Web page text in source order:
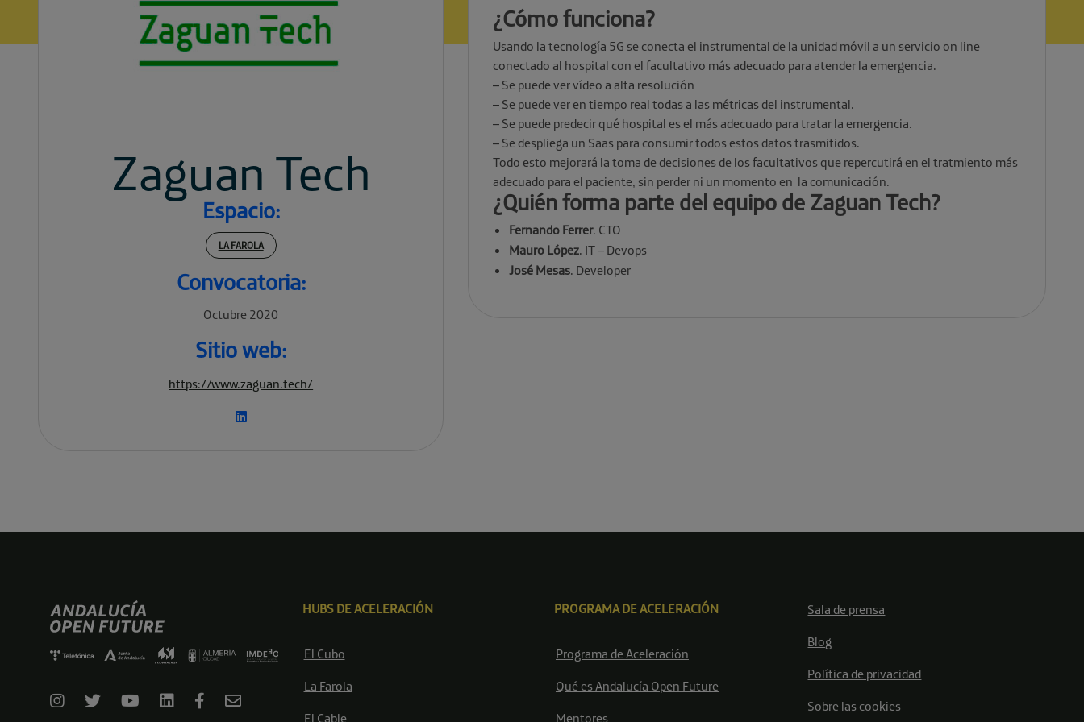
Zaguan Tech
Espacio:
LA FAROLA
Convocatoria:
Octubre 2020
Sitio web:
https://www.zaguan.tech/
¿Cómo funciona?
Usando la tecnología 5G se conecta el instrumental de la unidad móvil a un servicio on line
conectado al hospital con el facultativo más adecuado para atender la emergencia.
– Se puede ver vídeo a alta resolución
– Se puede ver en tiempo real todas a las métricas del instrumental.
– Se puede predecir qué hospital es el más adecuado para tratar la emergencia.
– Se despliega un Saas para consumir todos estos datos trasmitidos.
Todo esto mejorará la toma de decisiones de los facultativos que repercutirá en el tratmiento más
adecuado para el paciente, sin perder ni un momento en la comunicación.
¿Quién forma parte del equipo de Zaguan Tech?
Fernando Ferrer. CTO
Mauro López. IT – Devops
José Mesas. Developer
HUBS DE ACELERACIÓN
El Cubo
La Farola
El Cable
PROGRAMA DE ACELERACIÓN
Programa de Aceleración
Qué es Andalucía Open Future
Mentores
Sala de prensa
Blog
Política de privacidad
Sobre las cookies